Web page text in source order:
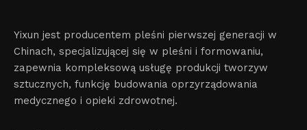
Yixun jest producentem pleśni pierwszej generacji w
Chinach, specjalizującej się w pleśni i formowaniu,
zapewnia kompleksową usługę produkcji tworzyw
sztucznych, funkcję budowania oprzyrządowania
medycznego i opieki zdrowotnej.